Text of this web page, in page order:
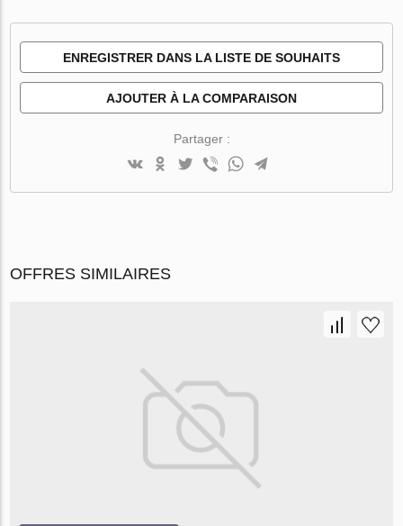
ENREGISTRER DANS LA LISTE DE SOUHAITS
AJOUTER À LA COMPARAISON
Partager :
OFFRES SIMILAIRES